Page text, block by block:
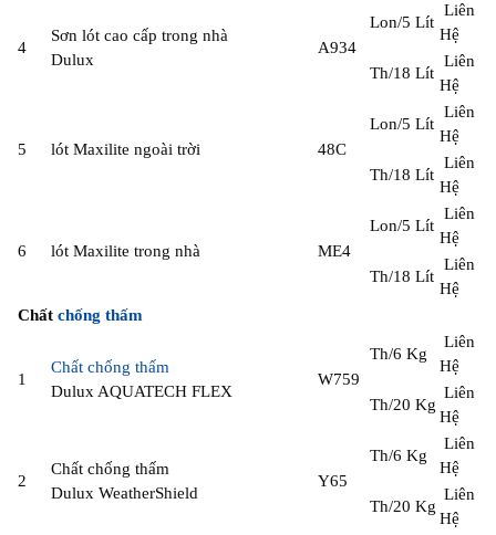
4
Sơn lót cao cấp trong nhà
Dulux
A934
Lon/5 Lít
Liên
Hệ
Th/18 Lít
Liên
Hệ
5 lót Maxilite ngoài trời 48C
Lon/5 Lít
Liên
Hệ
Th/18 Lít
Liên
Hệ
6 lót Maxilite trong nhà ME4
Lon/5 Lít
Liên
Hệ
Th/18 Lít
Liên
Hệ
Chất chống thấm
1
Chất chống thấm
Dulux AQUATECH FLEX
W759
Th/6 Kg
Liên
Hệ
Th/20 Kg
Liên
Hệ
2
Chất chống thấm
Dulux WeatherShield
Y65
Th/6 Kg
Liên
Hệ
Th/20 Kg
Liên
Hệ